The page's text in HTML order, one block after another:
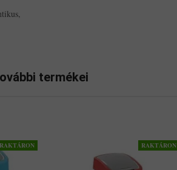
termékei
RAKTÁRON RAKTÁRON